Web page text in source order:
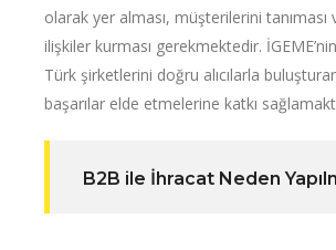
olarak yer alması, müşterilerini tanıması
ilişkiler kurması gerekmektedir.
Türk şirketlerini doğru alıcılarla
başarılar elde etmelerine katkı
B2B ile İhracat Neden